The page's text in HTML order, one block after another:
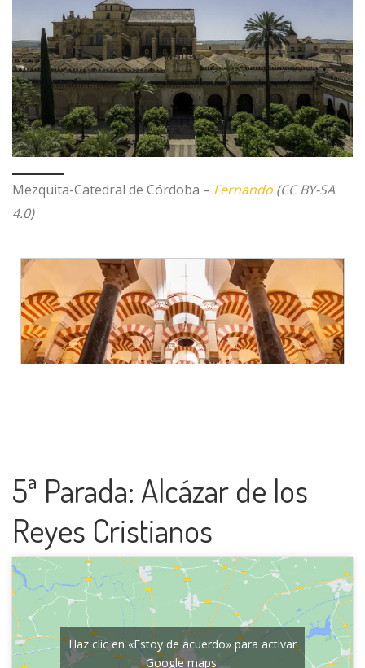
Mezquita-Catedral de Córdoba – Fernando (CC BY-SA
4.0)
5ª Parada: Alcázar de los
Reyes Cristianos
Haz clic en «Estoy de acuerdo» para activar
Google maps